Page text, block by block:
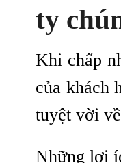
ty
Khi chấp
của khách
tuyệt vời
Những lợi